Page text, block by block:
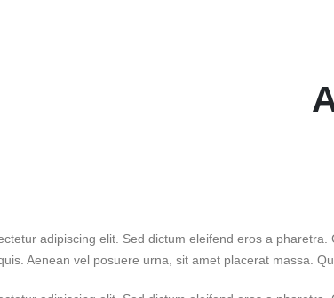
adipiscing elit. Sed dictum eleifend eros a
Aenean vel posuere urna, sit amet placerat massa.